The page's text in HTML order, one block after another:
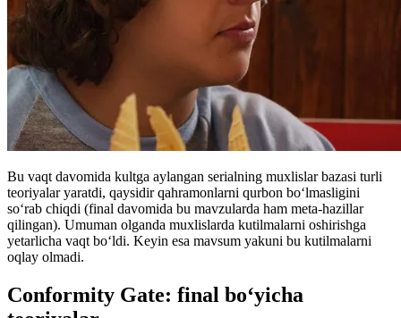
Bu vaqt davomida kultga aylangan serialning muxlislar bazasi turli
teoriyalar yaratdi, qaysidir qahramonlarni qurbon boʻlmasligini
soʻrab chiqdi (final davomida bu mavzularda ham meta-hazillar
qilingan). Umuman olganda muxlislarda kutilmalarni oshirishga
yetarlicha vaqt boʻldi. Keyin esa mavsum yakuni bu kutilmalarni
oqlay olmadi.
Conformity Gate: final boʻyicha